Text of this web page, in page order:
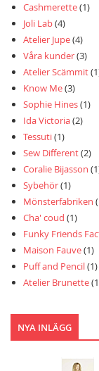
Cashmerette(1)
Joli Lab(4)
Atelier Jupe(4)
Våra kunder(3)
Atelier Scämmit
Know Me(3)
Sophie Hines(1)
Ida Victoria(2)
Tessuti(1)
Sew Different(2)
Coralie Bijasson
Sybehör(1)
Mönsterfabriken
Cha' coud (1)
Funky Friends
Maison Fauve(1)
Puff and Pencil(1)
Atelier Brunette
NYA INLÄGG